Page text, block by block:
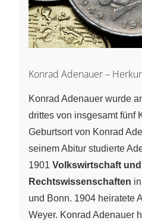
Konrad Adenauer –
Konrad Adenauer wurde
drittes von insgesamt fünf
Geburtsort von Konrad
seinem Abitur studierte
1901 Volkswirtschaft und
Rechtswissenschaften
und Bonn. 1904 heiratete
Weyer. Konrad Adenauer